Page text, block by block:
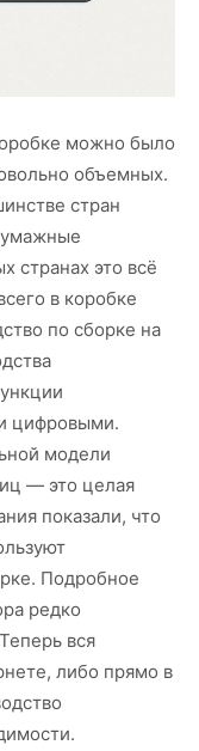
можно было
объемных.
стран
странах это всё
в коробке
по сборке на
цифровыми.
модели
— это целая
показали, что
Подробное
редко
вся
либо прямо в